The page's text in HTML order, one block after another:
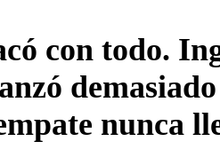
con todo.
nunca